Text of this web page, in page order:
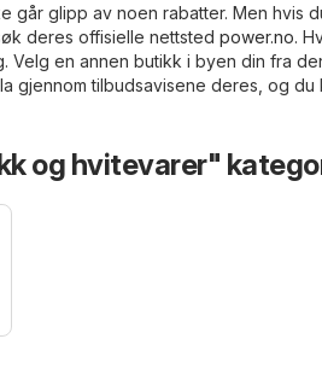
går glipp av noen rabatter. Men hvis
deres offisielle nettsted power.no.
en annen butikk i byen din fra
gjennom tilbudsavisene deres, og du
og hvitevarer"